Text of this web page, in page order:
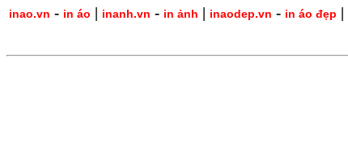
inao.vn - in áo | inanh.vn - in ảnh | inaodep.vn - in áo đẹp |